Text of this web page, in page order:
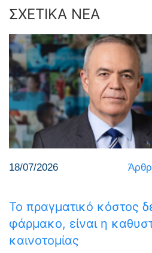
ΣΧΕΤΙΚΑ ΝΕΑ
18/07/2026
Το πραγματικό κόστος
φάρμακο, είναι η
καινοτομίας